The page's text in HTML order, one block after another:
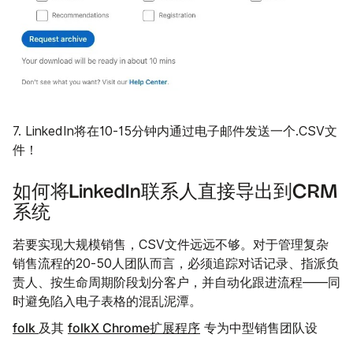
7. LinkedIn将在10-15分钟内通过电子邮件发送一个.CSV文
件！
如何将LinkedIn联系人直接导出到CRM
系统
若要实现大规模销售，CSV文件远远不够。对于管理复杂
销售流程的20-50人团队而言，必须追踪对话记录、指派负
责人、按生命周期阶段划分客户，并自动化跟进流程——同
时避免陷入电子表格的混乱泥潭。
folk 及其 folkX Chrome扩展程序 专为中型销售团队设